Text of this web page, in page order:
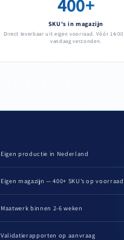
400+
SKU's in magazijn
Direct leverbaar uit eigen voorraad. Vóór
vandaag verzonden.
Eigen productie in Nederland
Eigen magazijn — 400+ SKU's op voorraad
Maatwerk binnen 2-6 weken
Validatierapporten op aanvraag